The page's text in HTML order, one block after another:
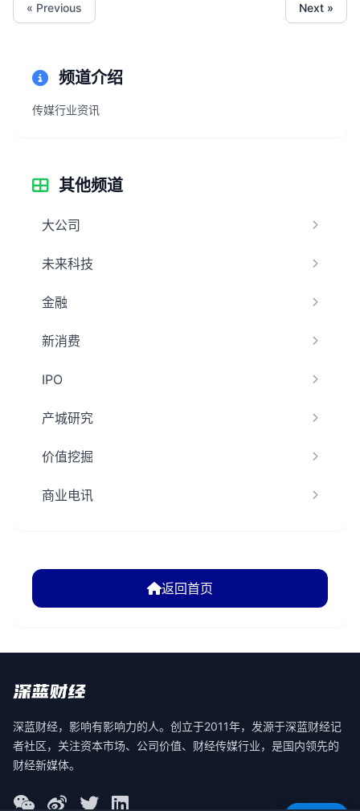
« Previous Next »
频道介绍
传媒行业资讯
其他频道
大公司
未来科技
金融
新消费
IPO
产城研究
价值挖掘
商业电讯
返回首页
深蓝财经，影响有影响力的人。创立于2011年，发源于深蓝财经记
者社区，关注资本市场、公司价值、财经传媒行业，是国内领先的
财经新媒体。